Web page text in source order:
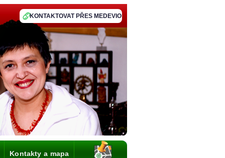
KONTAKTOVAT PŘES MEDEVIO
Kontakty a mapa